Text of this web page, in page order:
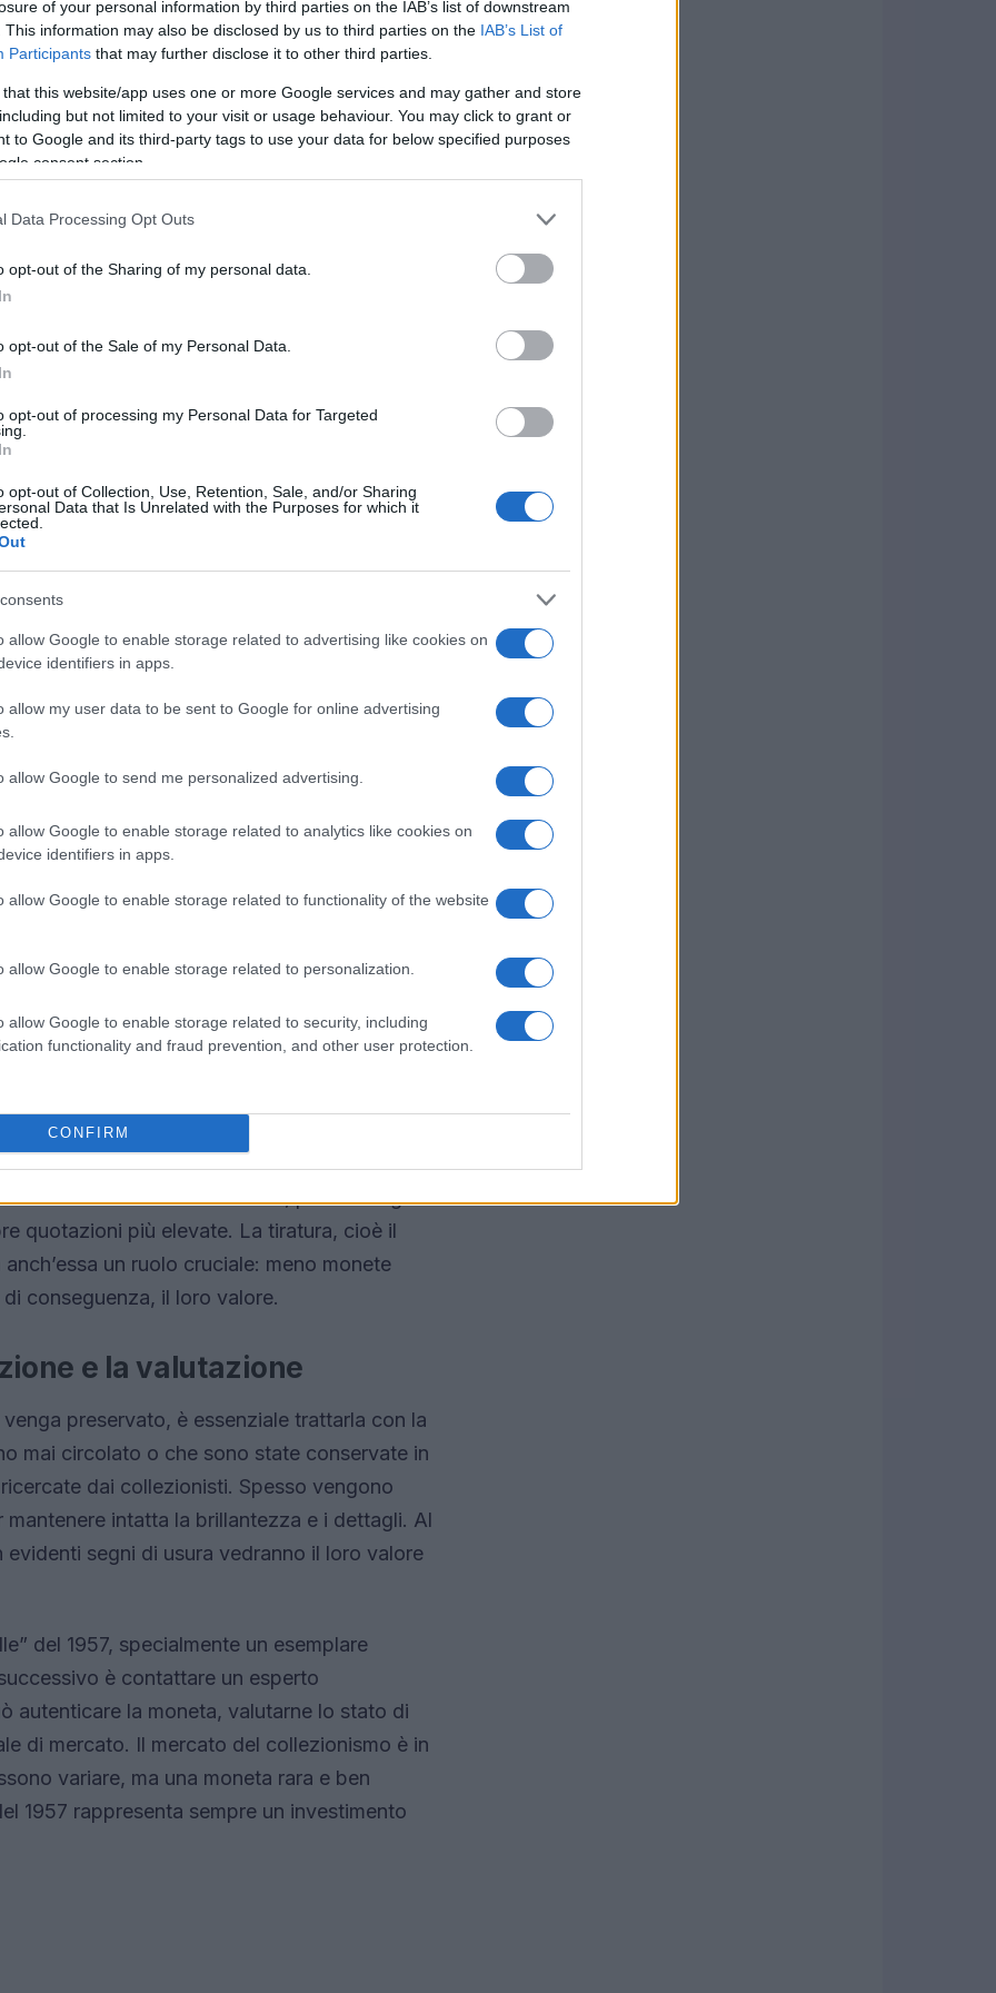
of your personal information by third parties on the IAB’s list of downstream
This information may also be disclosed by us to third parties on the IAB’s List of
Participants that may further disclose it to other third parties.
that this website/app uses one or more Google services and may gather and store
but not limited to your visit or usage behaviour. You may click to grant or
to Google and its third-party tags to use your data for below specified purposes
consent section.
Data Processing Opt Outs
opt-out of the Sharing of my personal data.
opt-out of the Sale of my Personal Data.
opt-out of processing my Personal Data for Targeted
opt-out of Collection, Use, Retention, Sale, and/or Sharing
Data that Is Unrelated with the Purposes for which it
allow Google to enable storage related to advertising like cookies on
identifiers in apps.
allow my user data to be sent to Google for online advertising
allow Google to send me personalized advertising.
allow Google to enable storage related to analytics like cookies on
identifiers in apps.
allow Google to enable storage related to functionality of the website
allow Google to enable storage related to personalization.
allow Google to enable storage related to security, including
functionality and fraud prevention, and other user protection.
CONFIRM
inargento, e il suo design rende
Sul retro sono raffigurate le tre navi di
la qualifica anche come un pezzo
sono equivalenti. La vera rarità risiede
“PROVA”. Questi pezzi sono stati coniati
di produzione prima di avviare la produzione
distingue una moneta comune da un vero
tra i 5.000 e gli 8.000 euro, a seconda
di valore
sapere come riconoscere un esemplare
in un punto strategico, come vicino al
osservazione, magari con l’ausilio di una
identificare questa caratteristica distintiva.
influisce sul valore di una moneta è il suo
come“fior di conio”, priva di segni di
quotazioni più elevate. La tiratura, cioè il
un ruolo cruciale: meno monete
conseguenza, il loro valore.
e la valutazione
preservato, è essenziale trattarla con la
mai circolato o che sono state conservate in
dai collezionisti. Spesso vengono
intatta la brillantezza e i dettagli. Al
segni di usura vedranno il loro valore
del 1957, specialmente un esemplare
è contattare un esperto
autenticare la moneta, valutarne lo stato di
di mercato. Il mercato del collezionismo è in
variare, ma una moneta rara e ben
1957 rappresenta sempre un investimento